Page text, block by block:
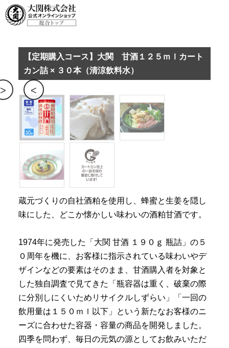
【定期購入コース】大関 甘酒１２５ｍｌカート
カン詰 × ３０本（清涼飲料水）
<
>
蔵元づくりの自社酒粕を使用し、蜂蜜と生姜を隠し
味にした、どこか懐かしい味わいの酒粕甘酒です。
1974年に発売した「大関 甘酒 １９０ｇ 瓶詰」の５
０周年を機に、お客様に指示されている味わいやデ
ザインなどの要素はそのまま、甘酒購入者を対象と
した独自調査で見てきた「瓶容器は重く、破棄の際
に分別しにくいためリサイクルしずらい」「一回の
飲用量は１５０ｍｌ以下」という新たなお客様のニ
ーズに合わせた容器・容量の商品を開発しました。
四季を問わず、毎日の元気の源としてお飲みいただ